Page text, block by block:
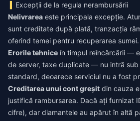
Excepții de la regula nerambursării
Nelivrarea este principala excepție.
sunt creditate după plată, tranzacția
oferind temei pentru recuperarea sumei.
Erorile tehniceîn timpul reîncărcării —
de server, taxe duplicate — nu intră
standard, deoarece serviciul nu a fost
Creditarea unui cont greșit din cauza
justifică rambursarea. Dacă ați furnizat
cifre), dar diamantele au apărut în altă